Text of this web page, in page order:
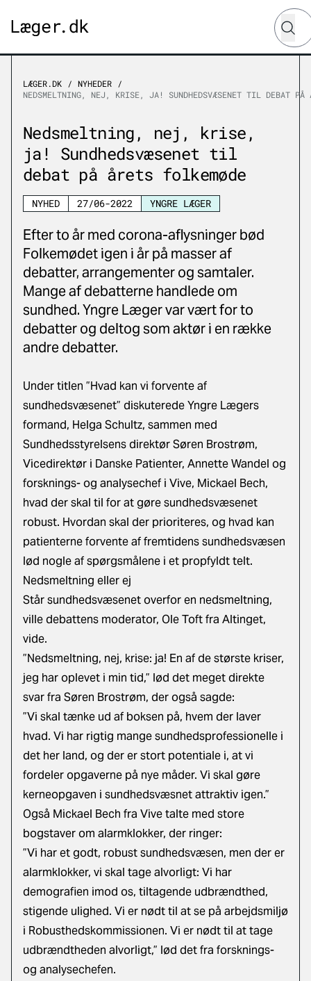
Hvad
Søg
LÆGER.DK
NYHEDER
NEDSMELTNING, NEJ, KRISE, JA! SUNDHEDSVÆSENET TIL DEBAT PÅ
Nedsmeltning, nej, krise,
ja! Sundhedsvæsenet til
debat på årets folkemøde
NYHED 27/06-2022 YNGRE LÆGER
Efter to år med corona-aflysninger bød
Folkemødet igen i år på masser af
debatter, arrangementer og samtaler.
Mange af debatterne handlede om
sundhed. Yngre Læger var vært for to
debatter og deltog som aktør i en række
andre debatter.
Under titlen ”Hvad kan vi forvente af
sundhedsvæsenet” diskuterede Yngre Lægers
formand, Helga Schultz, sammen med
Sundhedsstyrelsens direktør Søren Brostrøm,
Vicedirektør i Danske Patienter, Annette Wandel og
forsknings- og analysechef i Vive, Mickael Bech,
hvad der skal til for at gøre sundhedsvæsenet
robust. Hvordan skal der prioriteres, og hvad kan
patienterne forvente af fremtidens sundhedsvæsen
lød nogle af spørgsmålene i et propfyldt telt.
Nedsmeltning eller ej
Står sundhedsvæsenet overfor en nedsmeltning,
ville debattens moderator, Ole Toft fra Altinget,
vide.
”Nedsmeltning, nej, krise: ja! En af de største kriser,
jeg har oplevet i min tid,” lød det meget direkte
svar fra Søren Brostrøm, der også sagde:
”Vi skal tænke ud af boksen på, hvem der laver
hvad. Vi har rigtig mange sundhedsprofessionelle i
det her land, og der er stort potentiale i, at vi
fordeler opgaverne på nye måder. Vi skal gøre
kerneopgaven i sundhedsvæsnet attraktiv igen.”
Også Mickael Bech fra Vive talte med store
bogstaver om alarmklokker, der ringer:
”Vi har et godt, robust sundhedsvæsen, men der er
alarmklokker, vi skal tage alvorligt: Vi har
demografien imod os, tiltagende udbrændthed,
stigende ulighed. Vi er nødt til at se på arbejdsmiljø
i Robusthedskommissionen. Vi er nødt til at tage
udbrændtheden alvorligt,” lød det fra forsknings-
og analysechefen.